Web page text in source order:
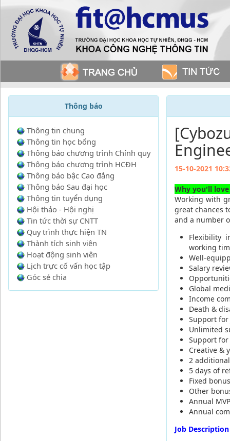
Thông báo
Thông tin chung
Thông tin học bổng
Thông báo chương trình Chính quy
Thông báo chương trình HCĐH
Thông báo bậc Cao đẳng
Thông báo Sau đại học
Thông tin tuyển dụng
Hội thảo - Hội nghị
Tin tức thời sự CNTT
Quy trình thực hiện TN
Thành tích sinh viên
Hoạt động sinh viên
Lịch trực cố vấn học tập
Góc sẻ chia
15-10-2021
Why you'll
Working with
great chances
and a number
Flexibility
working
Well-
Salary
Global
Income
Death &
Support
Unlimited
Support
Creative &
2
5 days of
Fixed
Other
Annual
Annual
Job Description